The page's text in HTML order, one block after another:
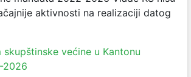
aktivnosti na realizaciji datog
skupštinske većine u Kantonu
2026